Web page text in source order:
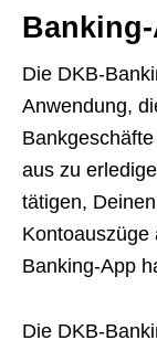
Die DKB-
Anwendung,
aus zu
tätigen,
Kontoauszüge
Banking-App
Die DKB-